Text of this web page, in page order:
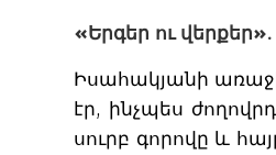
«Երգեր ու
Իսահակյանի
էր, ինչպես
սուրբ գորովը և